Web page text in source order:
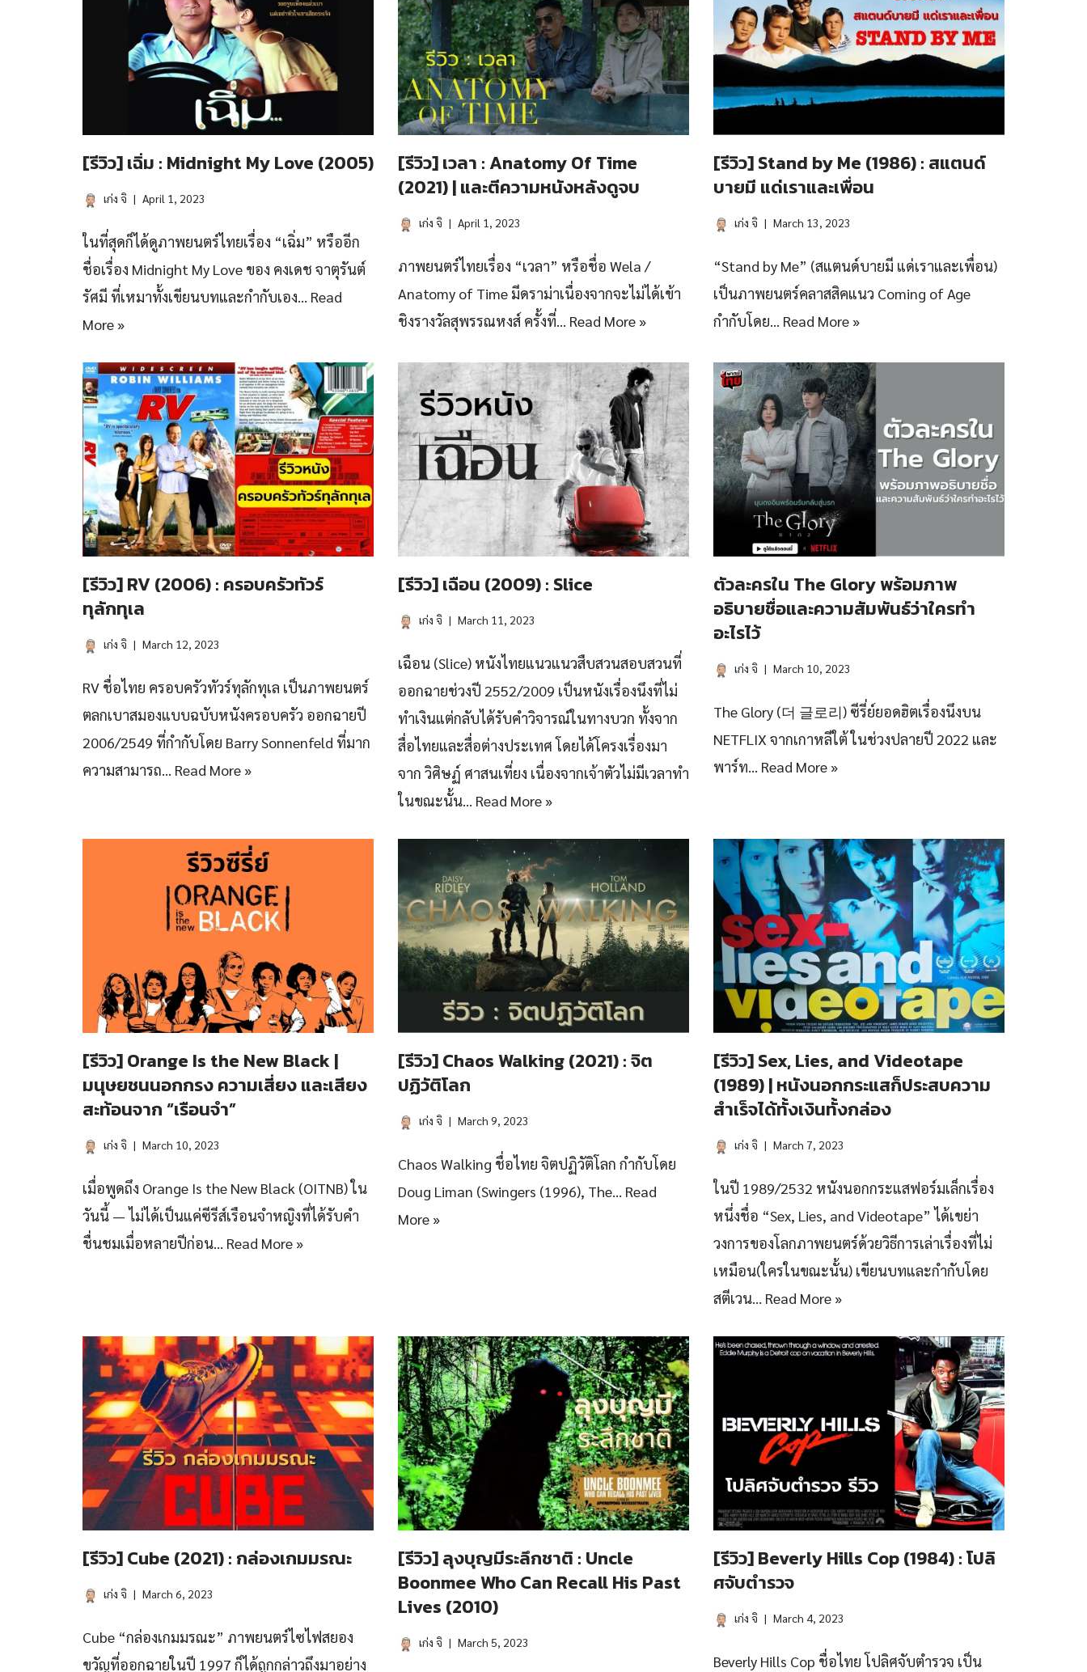
[รีวิว] เฉิ่ม : Midnight My Love (2005)
เก่ง จิ April 1, 2023
ในที่สุดก็ได้ดูภาพยนตร์ไทยเรื่อง “เฉิ่ม” หรืออีก
ชื่อเรื่อง Midnight My Love ของ คงเดช จาตุรันต์
รัศมี ที่เหมาทั้งเขียนบทและกำกับเอง… Read
More »
[รีวิว] เวลา : Anatomy Of Time
(2021) | และตีความหนังหลังดูจบ
เก่ง จิ April 1, 2023
ภาพยนตร์ไทยเรื่อง “เวลา” หรือชื่อ Wela /
Anatomy of Time มีดราม่าเนื่องจากจะไม่ได้เข้า
ชิงรางวัลสุพรรณหงส์ ครั้งที่… Read More »
[รีวิว] Stand by Me (1986) : สแตนด์
บายมี แด่เราและเพื่อน
เก่ง จิ March 13, 2023
“Stand by Me” (สแตนด์บายมี แด่เราและเพื่อน)
เป็นภาพยนตร์คลาสสิคแนว Coming of Age
กำกับโดย… Read More »
[รีวิว] RV (2006) : ครอบครัวทัวร์
ทุลักทุเล
เก่ง จิ March 12, 2023
RV ชื่อไทย ครอบครัวทัวร์ทุลักทุเล เป็นภาพยนตร์
ตลกเบาสมองแบบฉบับหนังครอบครัว ออกฉายปี
2006/2549 ที่กำกับโดย Barry Sonnenfeld ที่มาก
ความสามารถ… Read More »
[รีวิว] เฉือน (2009) : Slice
เก่ง จิ March 11, 2023
เฉือน (Slice) หนังไทยแนวแนวสืบสวนสอบสวนที่
ออกฉายช่วงปี 2552/2009 เป็นหนังเรื่องนึงที่ไม่
ทำเงินแต่กลับได้รับคำวิจารณ์ในทางบวก ทั้งจาก
สื่อไทยและสื่อต่างประเทศ โดยได้โครงเรื่องมา
จาก วิศิษฏ์ ศาสนเที่ยง เนื่องจากเจ้าตัวไม่มีเวลาทำ
ในขณะนั้น… Read More »
ตัวละครใน The Glory พร้อมภาพ
อธิบายชื่อและความสัมพันธ์ว่าใครทำ
อะไรไว้
เก่ง จิ March 10, 2023
The Glory (더 글로리) ซีรี่ย์ยอดฮิตเรื่องนึงบน
NETFLIX จากเกาหลีใต้ ในช่วงปลายปี 2022 และ
พาร์ท… Read More »
[รีวิว] Orange Is the New Black |
มนุษยชนนอกกรง ความเสี่ยง และเสียง
สะท้อนจาก “เรือนจำ”
เก่ง จิ March 10, 2023
เมื่อพูดถึง Orange Is the New Black (OITNB) ใน
วันนี้ — ไม่ได้เป็นแค่ซีรีส์เรือนจำหญิงที่ได้รับคำ
ชื่นชมเมื่อหลายปีก่อน… Read More »
[รีวิว] Chaos Walking (2021) : จิต
ปฏิวัติโลก
เก่ง จิ March 9, 2023
Chaos Walking ชื่อไทย จิตปฏิวัติโลก กำกับโดย
Doug Liman (Swingers (1996), The… Read
More »
[รีวิว] Sex, Lies, and Videotape
(1989) | หนังนอกกระแสก็ประสบความ
สำเร็จได้ทั้งเงินทั้งกล่อง
เก่ง จิ March 7, 2023
ในปี 1989/2532 หนังนอกกระแสฟอร์มเล็กเรื่อง
หนึ่งชื่อ “Sex, Lies, and Videotape” ได้เขย่า
วงการของโลกภาพยนตร์ด้วยวิธีการเล่าเรื่องที่ไม่
เหมือน(ใครในขณะนั้น) เขียนบทและกำกับโดย
สตีเวน… Read More »
[รีวิว] Cube (2021) : กล่องเกมมรณะ
เก่ง จิ March 6, 2023
Cube “กล่องเกมมรณะ” ภาพยนตร์ไซไฟสยอง
ขวัญที่ออกฉายในปี 1997 ก็ได้ถูกกล่าวถึงมาอย่าง
[รีวิว] ลุงบุญมีระลึกชาติ : Uncle
Boonmee Who Can Recall His Past
Lives (2010)
เก่ง จิ March 5, 2023
[รีวิว] Beverly Hills Cop (1984) : โปลิ
ศจับตำรวจ
เก่ง จิ March 4, 2023
Beverly Hills Cop ชื่อไทย โปลิศจับตำรวจ เป็น